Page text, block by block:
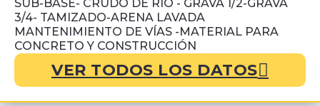
SUB-BASE- CRUDO DE RÍO - GRAVA 1/2-GRAVA
3/4- TAMIZADO-ARENA LAVADA
MANTENIMIENTO DE VÍAS -MATERIAL PARA
CONCRETO Y CONSTRUCCIÓN
VER TODOS LOS DATOS